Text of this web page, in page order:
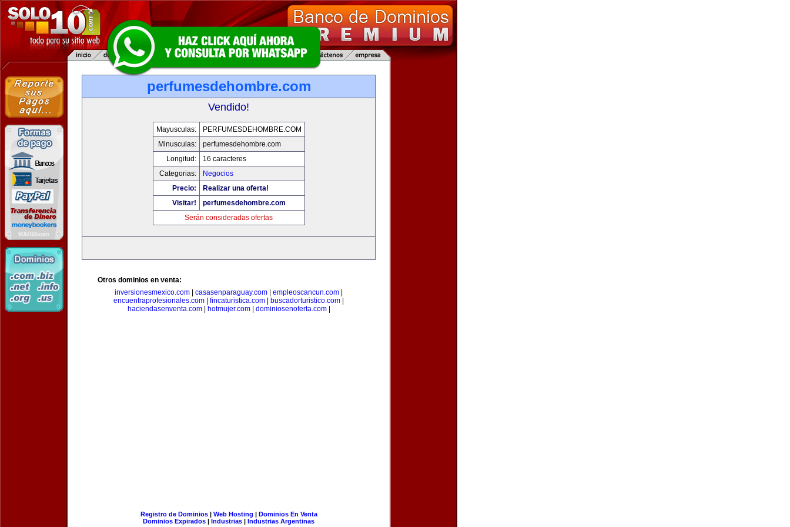
perfumesdehombre.com
Vendido!
Mayusculas:
PERFUMESDEHOMBRE.COM
Minusculas:
perfumesdehombre.com
Longitud:
16 caracteres
Categorias:
Negocios
Precio:
Realizar una oferta!
Visitar!
perfumesdehombre.com
Serán consideradas ofertas
Otros dominios en venta:
inversionesmexico.com
casasenparaguay.com empleoscancun.com
encuentraprofesionales.com
fincaturistica.com buscadorturistico.com
haciendasenventa.com| hotmujer.com| dominiosenoferta.com|
Registro de Dominios| Web Hosting | Dominios En Venta
Dominios Expirados | Industrias | Industrias Argentinas